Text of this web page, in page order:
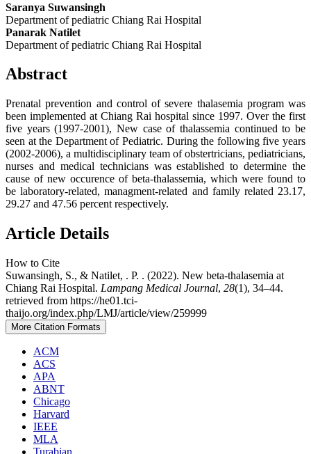
Saranya Suwansingh
Department of pediatric Chiang Rai Hospital
Panarak Natilet
Department of pediatric Chiang Rai Hospital
Abstract
Prenatal prevention and control of severe thalasemia program was
been implemented at Chiang Rai hospital since 1997. Over the first
five years (1997-2001), New case of thalassemia continued to be
seen at the Department of Pediatric. During the following five years
(2002-2006), a multidisciplinary team of obstertricians, pediatricians,
nurses and medical technicians was established to determine the
cause of new occurence of beta-thalassemia, which were found to
be laboratory-related, managment-related and family related 23.17,
29.27 and 47.56 percent respectively.
Article Details
How to Cite
Suwansingh, S., & Natilet, . P. . (2022). New beta-thalasemia at
Chiang Rai Hospital. Lampang Medical Journal, 28(1), 34–44.
retrieved from https://he01.tci-
thaijo.org/index.php/LMJ/article/view/259999
More Citation Formats
ACM
ACS
APA
ABNT
Chicago
Harvard
IEEE
MLA